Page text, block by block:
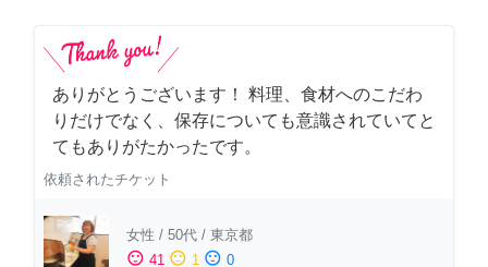
ありがとうございます！ 料理、食材へのこだわ
りだけでなく、保存についても意識されていてと
てもありがたかったです。
依頼されたチケット
女性 / 50代 / 東京都
sentiment_satisfied 41 sentiment_neutral 1 sentiment_dissatisfied 0